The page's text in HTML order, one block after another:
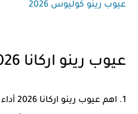
عيوب رينو كوليوس 2026
عيوب رينو اركانا 2026
1. اهم عيوب رينو اركانا 2026 أداء المحرك المحدود